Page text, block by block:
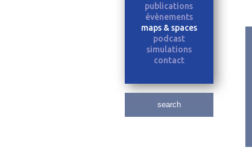
publications
évènements
maps & spaces
podcast
simulations
contact
search